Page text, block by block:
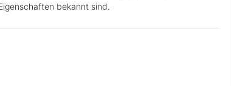
bekannt sind.